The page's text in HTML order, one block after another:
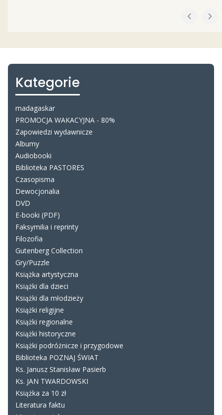
Kategorie
madagaskar
PROMOCJA WAKACYJNA - 80%
Zapowiedzi wydawnicze
Albumy
Audiobooki
Biblioteka PASTORES
Czasopisma
Dewocjonalia
DVD
E-booki (PDF)
Faksymilia i reprinty
Filozofia
Gutenberg Collection
Gry/Puzzle
Książka artystyczna
Książki dla dzieci
Książki dla młodzieży
Książki religijne
Książki regionalne
Książki historyczne
Książki podróżnicze i przygodowe
Biblioteka POZNAJ ŚWIAT
Ks. Janusz Stanisław Pasierb
Ks. JAN TWARDOWSKI
Książka za 10 zł
Literatura faktu